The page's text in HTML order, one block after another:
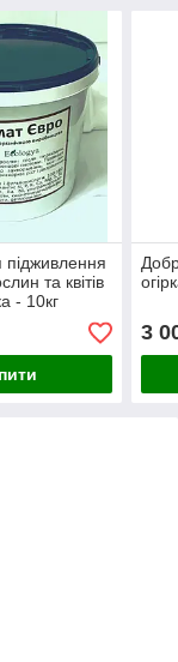
та квітів
- 10кг
3